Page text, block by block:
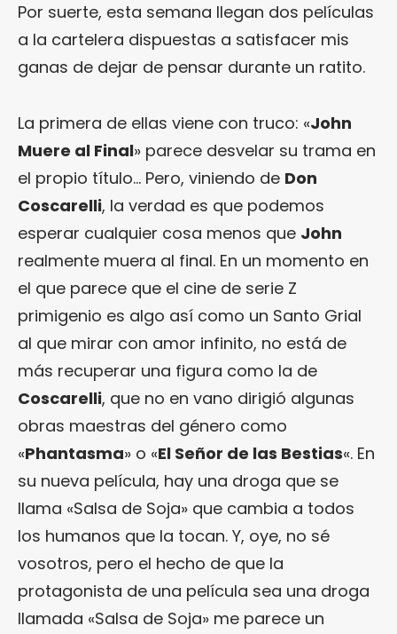
Por suerte, esta semana llegan dos películas
a la cartelera dispuestas a satisfacer mis
ganas de dejar de pensar durante un ratito.
La primera de ellas viene con truco: «John
Muere al Final» parece desvelar su trama en
el propio título… Pero, viniendo de Don
Coscarelli, la verdad es que podemos
esperar cualquier cosa menos que John
realmente muera al final. En un momento en
el que parece que el cine de serie Z
primigenio es algo así como un Santo Grial
al que mirar con amor infinito, no está de
más recuperar una figura como la de
Coscarelli, que no en vano dirigió algunas
obras maestras del género como
«Phantasma» o «El Señor de las Bestias«. En
su nueva película, hay una droga que se
llama «Salsa de Soja» que cambia a todos
los humanos que la tocan. Y, oye, no sé
vosotros, pero el hecho de que la
protagonista de una película sea una droga
llamada «Salsa de Soja» me parece un